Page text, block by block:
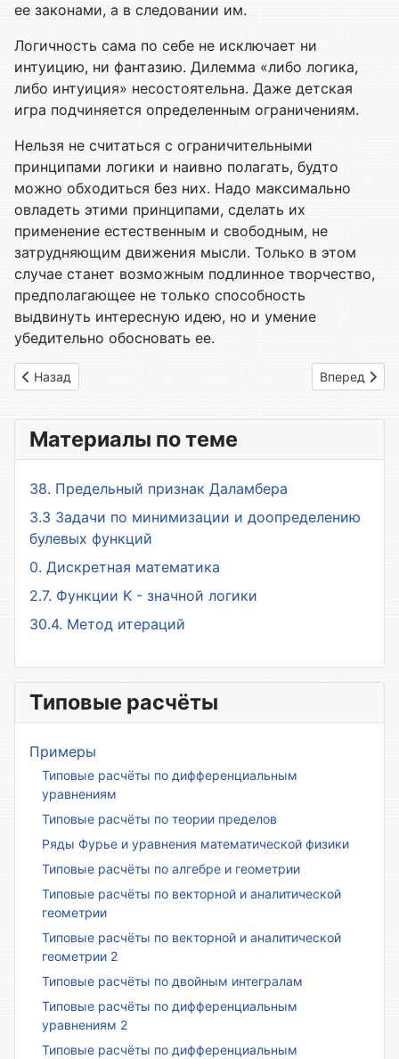
ее законами, а в следовании им.
Логичность сама по себе не исключает ни
интуицию, ни фантазию. Дилемма «либо логика,
либо интуиция» несостоятельна. Даже детская
игра подчиняется определенным ограничениям.
Нельзя не считаться с ограничительными
принципами логики и наивно полагать, будто
можно обходиться без них. Надо максимально
овладеть этими принципами, сделать их
применение естественным и свободным, не
затрудняющим движения мысли. Только в этом
случае станет возможным подлинное творчество,
предполагающее не только способность
выдвинуть интересную идею, но и умение
убедительно обосновать ее.
Предыдущий: 1.2. Задачи логики
Назад Следующий:
Вперед
Материалы по теме
38. Предельный признак Даламбера
3.3 Задачи по минимизации и доопределению
булевых функций
0. Дискретная математика
2.7. Функции K - значной логики
30.4. Метод итераций
Типовые расчёты
Примеры
Типовые расчёты по дифференциальным
уравнениям
Типовые расчёты по теории пределов
Ряды Фурье и уравнения математической физики
Типовые расчёты по алгебре и геометрии
Типовые расчёты по векторной и аналитической
геометрии
Типовые расчёты по векторной и аналитической
геометрии 2
Типовые расчёты по двойным интегралам
Типовые расчёты по дифференциальным
уравнениям 2
Типовые расчёты по дифференциальным